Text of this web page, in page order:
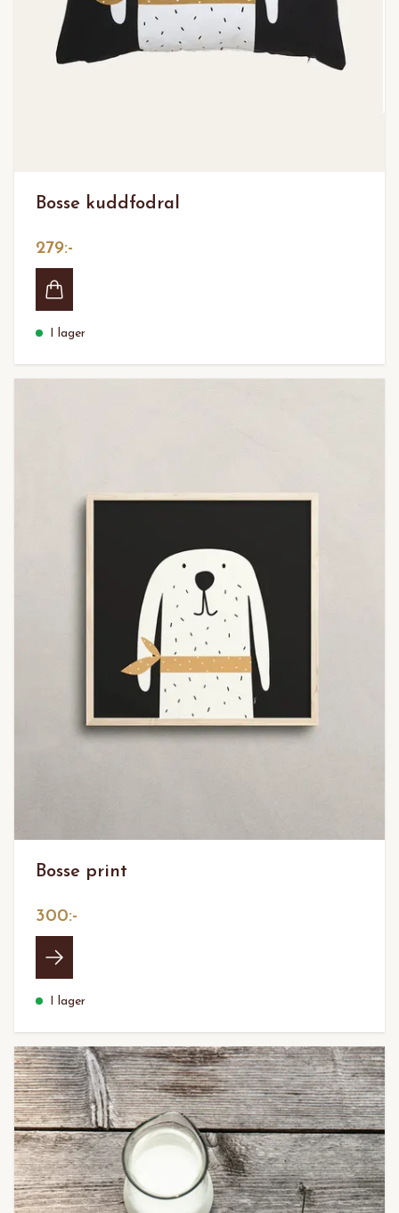
Bosse kuddfodral
279:-
I lager
Bosse print
300:-
I lager